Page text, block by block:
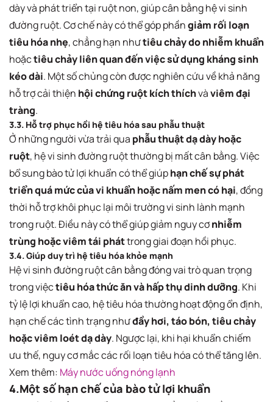
dày và phát triển tại ruột non, giúp cân bằng hệ vi sinh
đường ruột. Cơ chế này có thể góp phầngiảm rối loạn
tiêu hóa nhẹ, chẳng hạn nhưtiêu chảy do nhiễm khuẩn
hoặctiêu chảy liên quan đến việc sử dụng kháng sinh
kéo dài. Một số chủng còn được nghiên cứu về khả năng
hỗ trợ cải thiện hội chứng ruột kích thíchvàviêm đại
tràng.
3.3. Hỗ trợ phục hồi hệ tiêu hóa sau phẫu thuật
Ở những người vừa trải qua phẫu thuật dạ dày hoặc
ruột, hệ vi sinh đường ruột thường bị mất cân bằng. Việc
bổ sung bào tử lợi khuẩn có thể giúphạn chế sự phát
triển quá mức của vi khuẩn hoặc nấm men có hại, đồng
thời hỗ trợ khôi phục lại môi trường vi sinh lành mạnh
trong ruột. Điều này có thể giúp giảm nguy cơnhiễm
trùng hoặc viêm tái pháttrong giai đoạn hồi phục.
3.4. Giúp duy trì hệ tiêu hóa khỏe mạnh
Hệ vi sinh đường ruột cân bằng đóng vai trò quan trọng
trong việctiêu hóa thức ăn và hấp thụ dinh dưỡng. Khi
tỷ lệ lợi khuẩn cao, hệ tiêu hóa thường hoạt động ổn định,
hạn chế các tình trạng nhưđầy hơi, táo bón, tiêu chảy
hoặc viêm loét dạ dày. Ngược lại, khi hại khuẩn chiếm
ưu thế, nguy cơ mắc các rối loạn tiêu hóa có thể tăng lên.
Xem thêm: Máy nước uống nóng lạnh
4.Một số hạn chế của bào tử lợi khuẩn